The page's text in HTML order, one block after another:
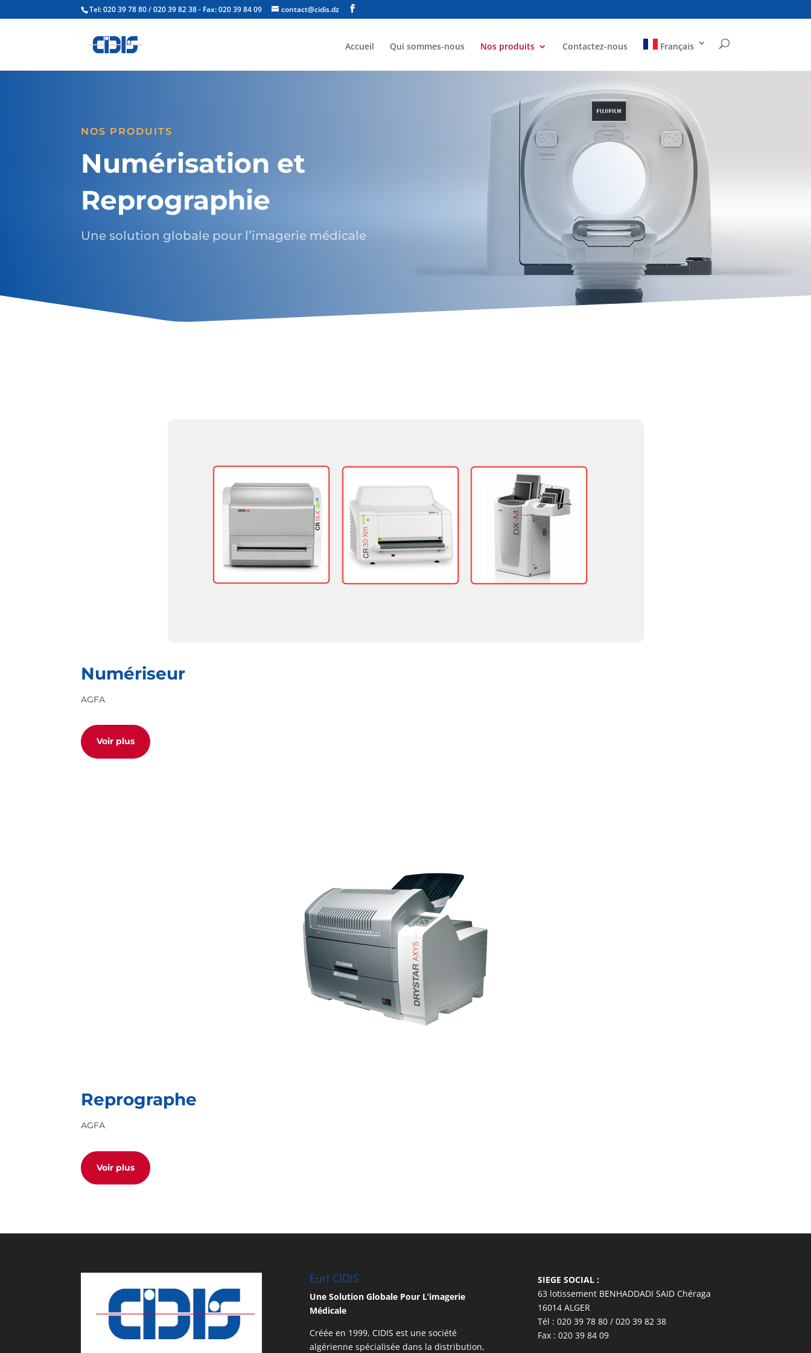
Tel: 020 39 78 80 / 020 39 82 38 - Fax: 020 39 84 09 contact@cidis.dz
Accueil Qui sommes-nous Nos produits Contactez-nous Français
NOS PRODUITS
Numérisation et
Reprographie
Une solution globale pour l’imagerie médicale
Numériseur
AGFA
Voir plus
Reprographe
AGFA
Voir plus
Eurl CIDIS
Une Solution Globale Pour L’imagerie
Médicale
Créée en 1999, CIDIS est une société
algérienne spécialisée dans la distribution,
SIEGE SOCIAL :
63 lotissement BENHADDADI SAID Chéraga
16014 ALGER
Tél : 020 39 78 80 / 020 39 82 38
Fax : 020 39 84 09